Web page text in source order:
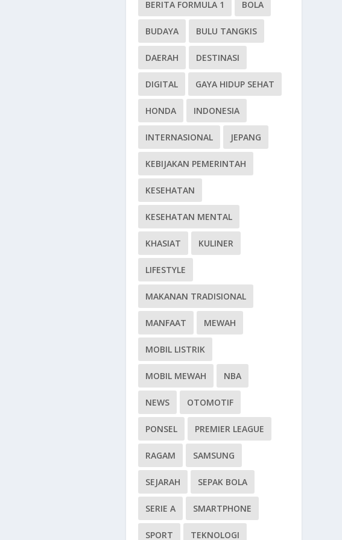
BERITA FORMULA 1 BOLA
BUDAYA BULU TANGKIS
DAERAH DESTINASI
DIGITAL GAYA HIDUP SEHAT
HONDA INDONESIA
INTERNASIONAL JEPANG
KEBIJAKAN PEMERINTAH
KESEHATAN
KESEHATAN MENTAL
KHASIAT KULINER
LIFESTYLE
MAKANAN TRADISIONAL
MANFAAT MEWAH
MOBIL LISTRIK
MOBIL MEWAH NBA
NEWS OTOMOTIF
PONSEL PREMIER LEAGUE
RAGAM SAMSUNG
SEJARAH SEPAK BOLA
SERIE A SMARTPHONE
SPORT TEKNOLOGI